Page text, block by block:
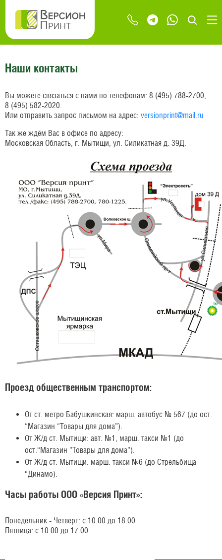
Наши контакты
Вы можете связаться с нами по телефонам: 8 (495) 788-2700,
8 (495) 582-2020.
Или отправить запрос письмом на адрес: versionprint@mail.ru
Так же ждём Вас в офисе по адресу:
Московская Область, г. Мытищи, ул. Силикатная д. 39Д.
Проезд общественным транспортом:
От ст. метро Бабушкинская: марш. автобус № 567 (до ост.
“Магазин “Товары для дома”).
От Ж/д ст. Мытищи: авт. №1, марш. такси №1 (до
ост.“Магазин ”Товары для дома”).
От Ж/д ст. Мытищи: марш. такси №6 (до Стрельбища
“Динамо).
Часы работы ООО «Версия Принт»:
Понедельник - Четверг: с 10.00 до 18.00
Пятница: с 10.00 до 17.00